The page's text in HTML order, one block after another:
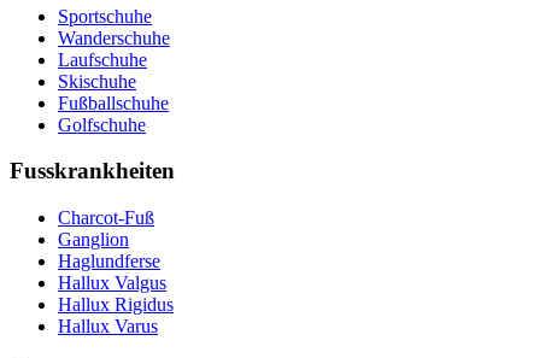
Sportschuhe
Wanderschuhe
Laufschuhe
Skischuhe
Fußballschuhe
Golfschuhe
Fusskrankheiten
Charcot-Fuß
Ganglion
Haglundferse
Hallux Valgus
Hallux Rigidus
Hallux Varus